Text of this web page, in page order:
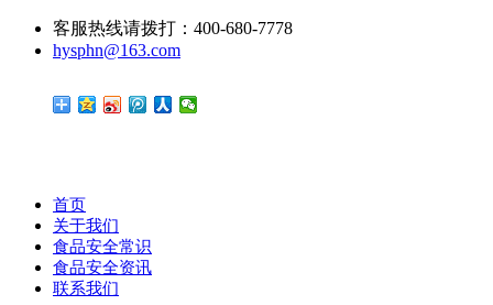
客服热线请拨打：400-680-7778
hysphn@163.com
首页
关于我们
食品安全常识
食品安全资讯
联系我们